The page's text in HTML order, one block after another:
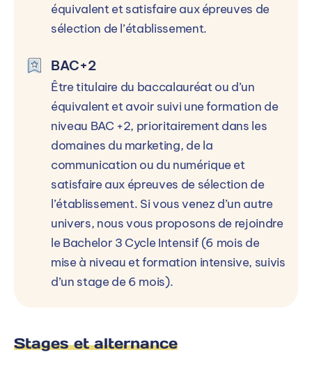
équivalent et satisfaire aux épreuves de
sélection de l’établissement.
BAC+2
Être titulaire du baccalauréat ou d’un
équivalent et avoir suivi une formation de
niveau BAC +2, prioritairement dans les
domaines du marketing, de la
communication ou du numérique et
satisfaire aux épreuves de sélection de
l’établissement. Si vous venez d’un autre
univers, nous vous proposons de rejoindre
le Bachelor 3 Cycle Intensif (6 mois de
mise à niveau et formation intensive, suivis
d’un stage de 6 mois).
Stages et alternance